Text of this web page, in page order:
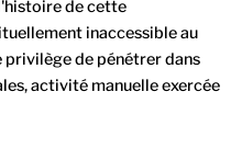
de cette
inaccessible au
privilège de pénétrer dans
activité manuelle exercée